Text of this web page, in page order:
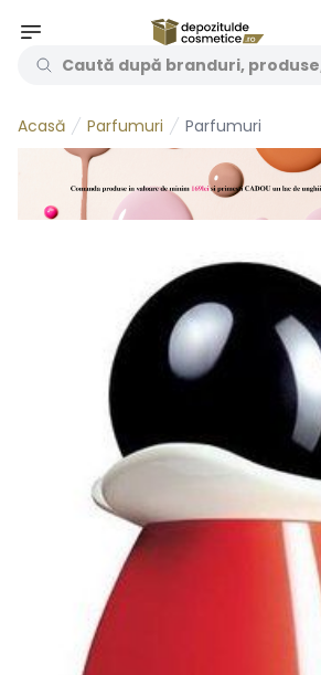
Acasă Parfumuri Parfumuri